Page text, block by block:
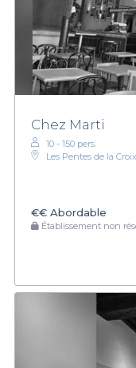
Chez Marti
10 - 150 pers.
Les Pentes de la
€€ Abordable
Établissement non